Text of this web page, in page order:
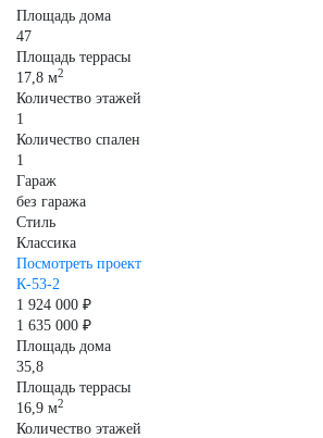
Площадь дома
47
Площадь террасы
17,8 м2
Количество этажей
1
Количество спален
1
Гараж
без гаража
Стиль
Классика
Посмотреть проект
К-53-2
1 924 000 ₽
1 635 000 ₽
Площадь дома
35,8
Площадь террасы
16,9 м2
Количество этажей